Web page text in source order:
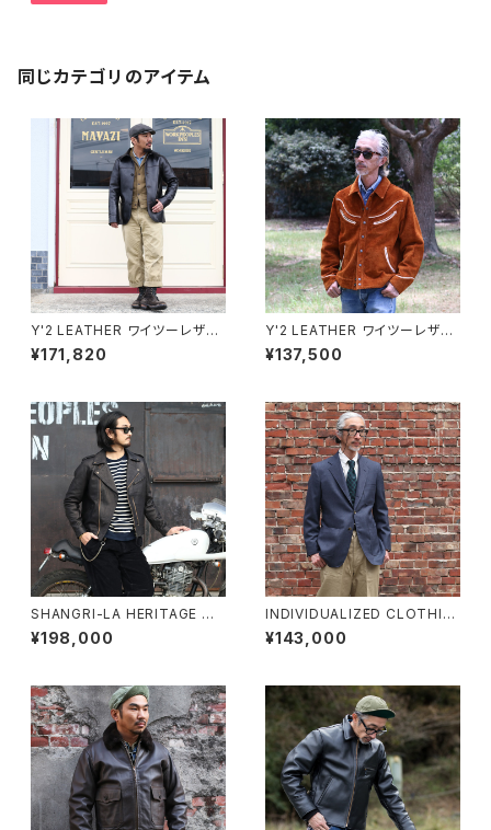
同じカテゴリのアイテム
Y'2 LEATHER ワイツーレザー
ANILINE STEER ROUNDED
HEM CAR COAT アニリンステ
¥171,820
Y'2 LEATHER ワイツーレザー
ステアラフアウトサドルホースウ
エスタンシャツジャケット WJ-0
¥137,500
SHANGRI-LA HERITAGE シ
ャングリラヘリテージ “CHIOD
O” レザージャケット ブラック 2
¥198,000
INDIVIDUALIZED CLOTHIN
G インディビジュアライズドクロ
ージング ウールホップサックブ
¥143,000